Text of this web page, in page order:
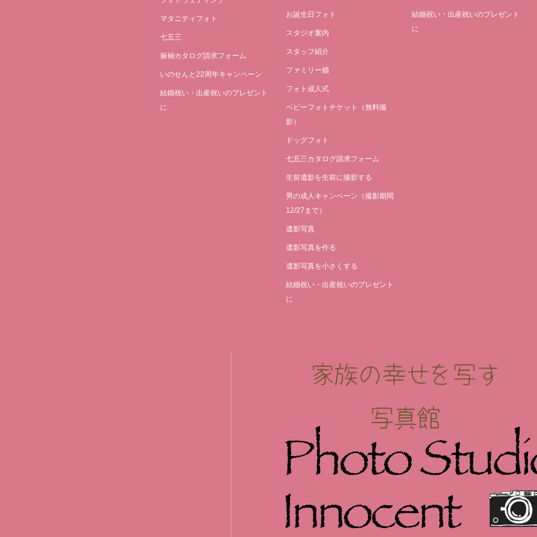
マタニティフォト
七五三
振袖カタログ請求フォーム
いのせんと22周年キャンペーン
結婚祝い・出産祝いのプレゼント
に
お誕生日フォト
スタジオ案内
スタッフ紹介
ファミリー婚
フォト成人式
ベビーフォトチケット（無料撮
影）
ドッグフォト
七五三カタログ請求フォーム
生前遺影を生前に撮影する
男の成人キャンペーン（撮影期間
12/27まで）
遺影写真
遺影写真を作る
遺影写真を小さくする
結婚祝い・出産祝いのプレゼント
に
結婚祝い・出産祝いのプレゼント
に